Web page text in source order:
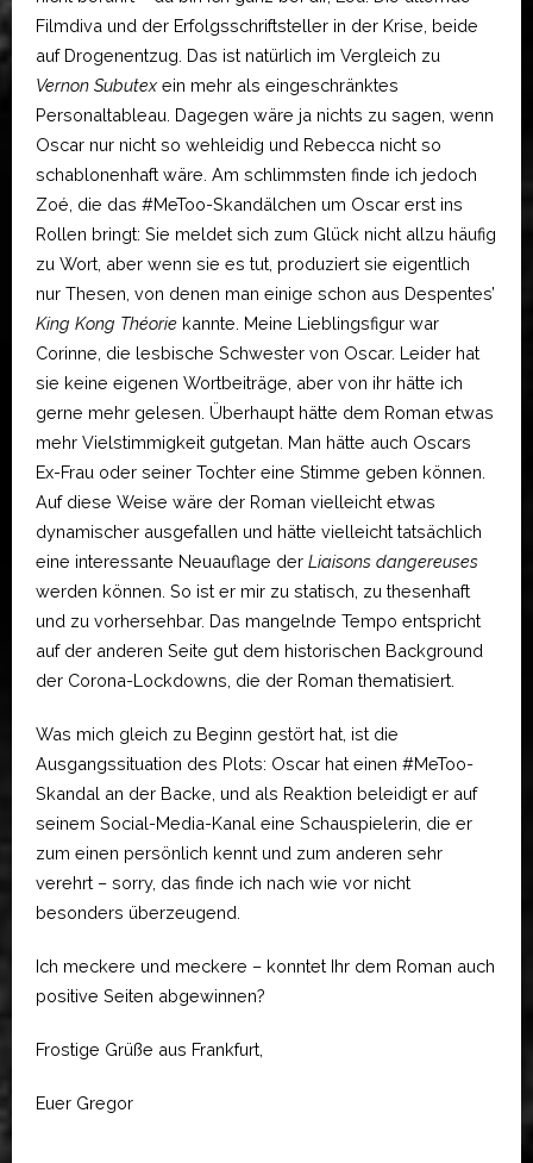
Filmdiva und der Erfolgsschriftsteller in der Krise, beide
auf Drogenentzug. Das ist natürlich im Vergleich zu
Vernon Subutex ein mehr als eingeschränktes
Personaltableau. Dagegen wäre ja nichts zu sagen, wenn
Oscar nur nicht so wehleidig und Rebecca nicht so
schablonenhaft wäre. Am schlimmsten finde ich jedoch
Zoé, die das #MeToo-Skandälchen um Oscar erst ins
Rollen bringt: Sie meldet sich zum Glück nicht allzu häufig
zu Wort, aber wenn sie es tut, produziert sie eigentlich
nur Thesen, von denen man einige schon aus Despentes’
King Kong Théorie kannte. Meine Lieblingsfigur war
Corinne, die lesbische Schwester von Oscar. Leider hat
sie keine eigenen Wortbeiträge, aber von ihr hätte ich
gerne mehr gelesen. Überhaupt hätte dem Roman etwas
mehr Vielstimmigkeit gutgetan. Man hätte auch Oscars
Ex-Frau oder seiner Tochter eine Stimme geben können.
Auf diese Weise wäre der Roman vielleicht etwas
dynamischer ausgefallen und hätte vielleicht tatsächlich
eine interessante Neuauflage der Liaisons dangereuses
werden können. So ist er mir zu statisch, zu thesenhaft
und zu vorhersehbar. Das mangelnde Tempo entspricht
auf der anderen Seite gut dem historischen Background
der Corona-Lockdowns, die der Roman thematisiert.
Was mich gleich zu Beginn gestört hat, ist die
Ausgangssituation des Plots: Oscar hat einen #MeToo-
Skandal an der Backe, und als Reaktion beleidigt er auf
seinem Social-Media-Kanal eine Schauspielerin, die er
zum einen persönlich kennt und zum anderen sehr
verehrt – sorry, das finde ich nach wie vor nicht
besonders überzeugend.
Ich meckere und meckere – konntet Ihr dem Roman auch
positive Seiten abgewinnen?
Frostige Grüße aus Frankfurt,
Euer Gregor